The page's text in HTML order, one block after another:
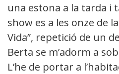
una estona a la tarda i
show es a les onze de
Vida”, repetició de un
Berta se m’adorm a
L’he de portar a